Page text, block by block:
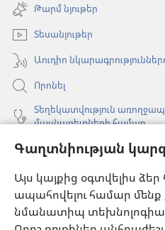
Գաղտնիության
Այս կայքից օգտվելիս
ապահովելու համար մենք
նմանատիպ
նոր
պատուհան)
Թարմ նյութեր
Տեսանյութեր
Աուդիո
Որոնել
Տեղեկատվություն
մասնագետների համար
Գլոբալ հաղորդակցություն
Օգնություն
Նվիրատվություններ
(բացվում
է